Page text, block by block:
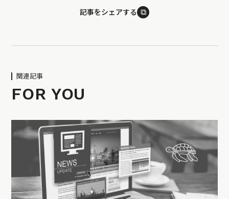
記事をシェアする ⧉
関連記事
FOR YOU